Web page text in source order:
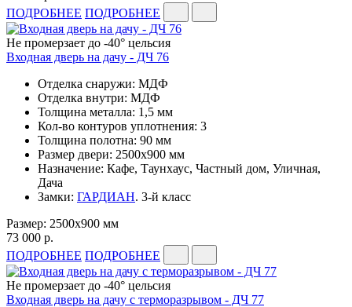
ПОДРОБНЕЕ ПОДРОБНЕЕ
Не промерзает до -40° цельсия
Входная дверь на дачу - ДЧ 76
Отделка снаружи: МДФ
Отделка внутри: МДФ
Толщина металла: 1,5 мм
Кол-во контуров уплотнения: 3
Толщина полотна: 90 мм
Размер двери: 2500х900 мм
Назначение: Кафе, Таунхаус, Частный дом, Уличная,
Дача
Замки: ГАРДИАН. 3-й класс
Размер: 2500х900 мм
73 000 р.
ПОДРОБНЕЕ ПОДРОБНЕЕ
Не промерзает до -40° цельсия
Входная дверь на дачу с терморазрывом - ДЧ 77